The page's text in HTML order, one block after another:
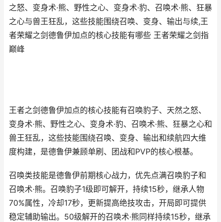
之怒、变身术·熊、野性之心、变身术·豹、召唤术·熊、狂暴
之心与兽王狂乱，这些技能围绕召唤、变身、输出与续,王
者荣耀之剑德鲁伊加点的核心技能有哪些 王者荣耀之剑指
巅峰
王者之剑德鲁伊加点的核心技能有召唤豹子、天然之怒、
变身术·熊、野性之心、变身术·豹、召唤术·熊、狂暴之心和
兽王狂乱，这些技能围绕召唤、变身、输出和续航四大维
度构建，是德鲁伊兼顾单刷、团战和PVP的核心根基。
召唤类技能是德鲁伊前期核心战力，优先点满召唤豹子和
召唤术·熊。召唤豹子1级即可解开，持续15秒，继承人物
70%属性，冷却17秒，更新提高绝技攻击，开局即可提供
稳定辅助输出。50级解开的召唤术·熊同样持续15秒，继承